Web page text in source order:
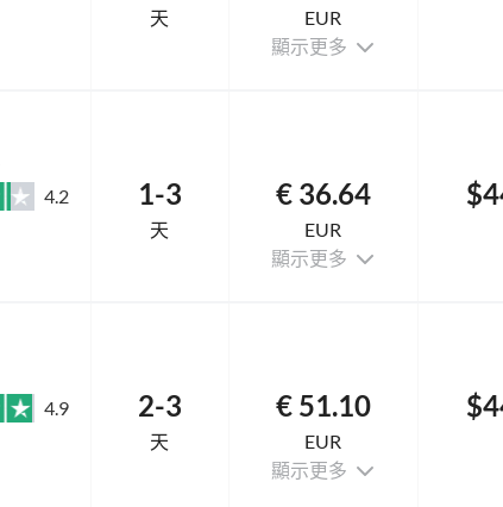
天
EUR
顯示更多
4.2
1-3
天
€ 36.64
EUR
顯示更多
4.9
2-3
天
€ 51.10
EUR
顯示更多